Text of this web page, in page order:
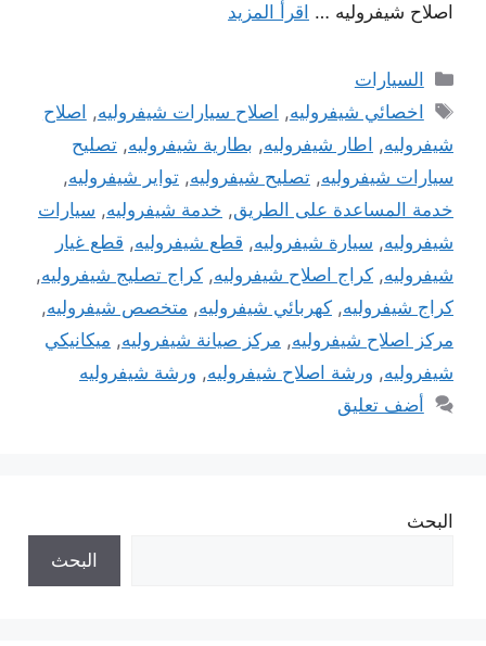
اصلاح شيفروليه … اقرأ المزيد
التصنيفات
السيارات
الوسوم
اخصائي شيفروليه, اصلاح سيارات شيفروليه, اصلاح
شيفروليه, اطار شيفروليه, بطارية شيفروليه, تصليح
سيارات شيفروليه, تصليح شيفروليه, تواير شيفروليه,
خدمة المساعدة على الطريق, خدمة شيفروليه, سيارات
شيفروليه, سيارة شيفروليه, قطع شيفروليه, قطع غيار
شيفروليه, كراج اصلاح شيفروليه, كراج تصليج شيفروليه,
كراج شيفروليه, كهربائي شيفروليه, متخصص شيفروليه,
مركز اصلاح شيفروليه, مركز صيانة شيفروليه, ميكانيكي
شيفروليه, ورشة اصلاح شيفروليه, ورشة شيفروليه
أضف تعليق
البحث
البحث